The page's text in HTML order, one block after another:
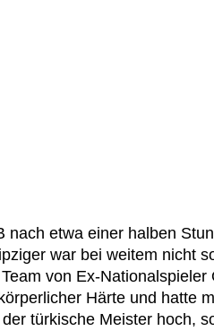
nach etwa einer halben
war bei weitem nicht
von Ex-Nationalspieler
Härte und hatte
türkische Meister hoch,